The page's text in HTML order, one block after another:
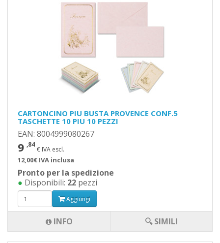
CARTONCINO PIU BUSTA PROVENCE CONF.5
TASCHETTE 10 PIU 10 PEZZI
EAN: 8004999080267
9 ,84
€ IVA escl.
12,00€ IVA inclusa
Pronto per la spedizione
● Disponibili: 22 pezzi
Aggiungi
INFO 🔍 SIMILI